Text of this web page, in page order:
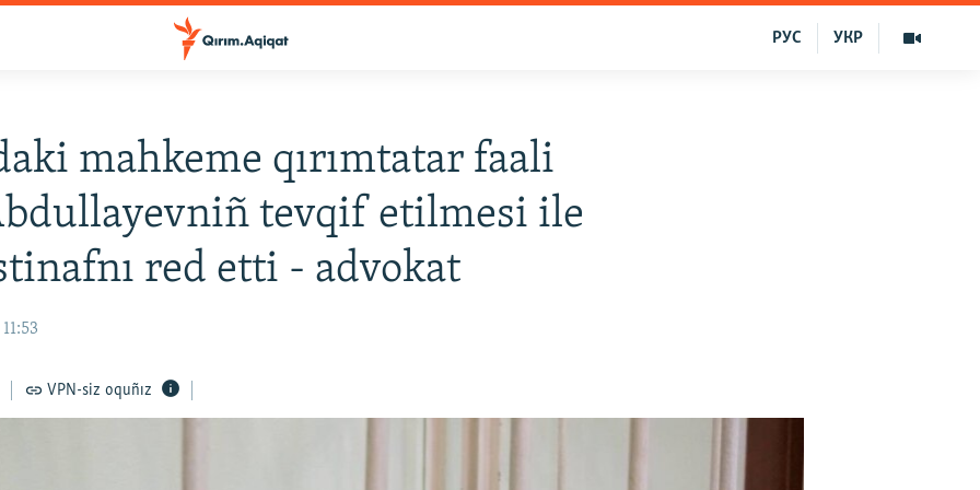
УКР
РУС
mahkeme qırımtatar faali
tevqif etilmesi ile
red etti - advokat
VPN-siz oquñız